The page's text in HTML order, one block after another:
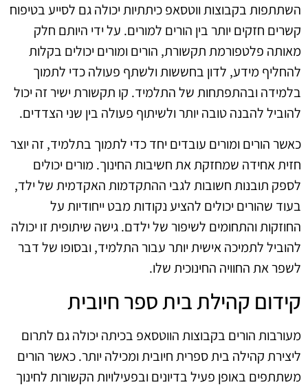
השתתפות בקבוצות ווטסאפ כיתתיות יכולה גם לסייע בטיפוח
קשרים חזקים יותר בין הורים למורים. על ידי היותם חלק
מאותה פלטפורמת תקשורת, הורים ומורים יכולים בקלות
להחליף מידע, לדון בחששות ולשתף פעולה כדי לתמוך
בלמידה ובהתפתחות של התלמיד. קו תקשורת ישיר זה יכול
להוביל להבנה טובה יותר ולשיתוף פעולה בין שני הצדדים.
כאשר הורים ומורים עובדים יחד כדי לתמוך בתלמיד, זה יוצר
חזית אחידה שמחזקת את חשיבות החינוך. מורים יכולים
לספק תובנות חשובות לגבי ההתקדמות האקדמית של ילד,
בעוד שהורים יכולים להציע נקודות מבט ייחודיות על
החוזקות והתחומים לשיפור של ילדם. גישה שיתופית זו יכולה
להוביל לתמיכה אישית יותר עבור התלמיד, ובסופו של דבר
לשפר את החוויה החינוכית שלו.
קידום קהילת בית ספר חיובית
מעורבות הורים בקבוצות הווטסאפ בכיתה יכולה גם לתרום
ליצירת קהילה בית ספרית חיובית ומכילה יותר. כאשר הורים
משתתפים באופן פעיל בדיונים ובפעילויות הקשורות לחינוך